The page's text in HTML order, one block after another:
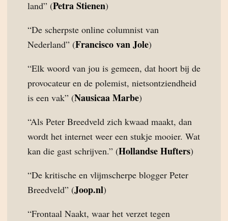
land” (Petra Stienen)
“De scherpste online columnist van
Nederland” (Francisco van Jole)
“Elk woord van jou is gemeen, dat hoort bij de
provocateur en de polemist, nietsontziendheid
is een vak” (Nausicaa Marbe)
“Als Peter Breedveld zich kwaad maakt, dan
wordt het internet weer een stukje mooier. Wat
kan die gast schrijven.” (Hollandse Hufters)
“De kritische en vlijmscherpe blogger Peter
Breedveld” (Joop.nl)
“Frontaal Naakt, waar het verzet tegen